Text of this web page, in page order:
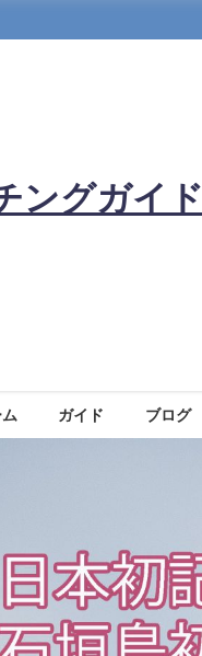
ングガイド
ガイド ブログ